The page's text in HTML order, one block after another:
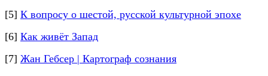
[5] К вопросу о шестой, русской культурной эпохе
[6] Как живёт Запад
[7] Жан Гебсер | Картограф сознания